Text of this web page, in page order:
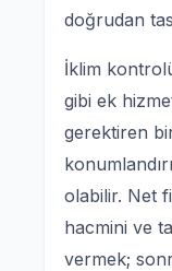
doğrudan
İklim
gibi ek
gerektiren
olabilir. Net
hacmini ve
vermek;